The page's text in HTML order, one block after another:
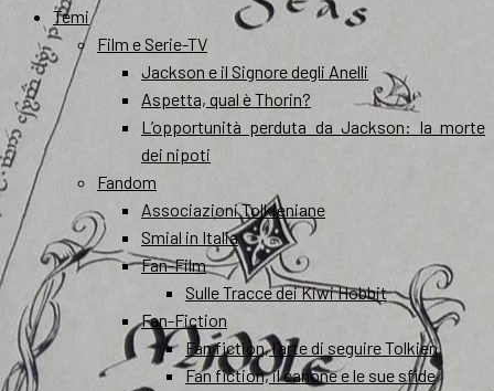
Temi
Film e Serie-TV
Jackson e il Signore degli Anelli
Aspetta, qual è Thorin?
L’opportunità perduta da Jackson: la morte
dei nipoti
Fandom
Associazioni Tolkieniane
Smial in Italia
Fan-Film
Sulle Tracce dei Kiwi Hobbit
Fan-Fiction
Fan fiction, l’arte di seguire Tolkien
Fan fiction, il canone e le sue sfide